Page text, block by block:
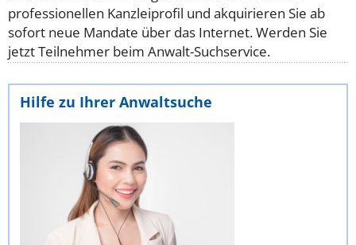
professionellen Kanzleiprofil und akquirieren Sie ab
sofort neue Mandate über das Internet. Werden Sie
jetzt Teilnehmer beim Anwalt-Suchservice.
Hilfe zu Ihrer Anwaltsuche